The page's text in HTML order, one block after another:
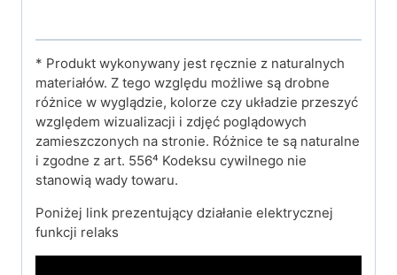
* Produkt wykonywany jest ręcznie z naturalnych
materiałów. Z tego względu możliwe są drobne
różnice w wyglądzie, kolorze czy układzie przeszyć
względem wizualizacji i zdjęć poglądowych
zamieszczonych na stronie. Różnice te są naturalne
i zgodne z art. 556⁴ Kodeksu cywilnego nie
stanowią wady towaru.
Poniżej link prezentujący działanie elektrycznej
funkcji relaks